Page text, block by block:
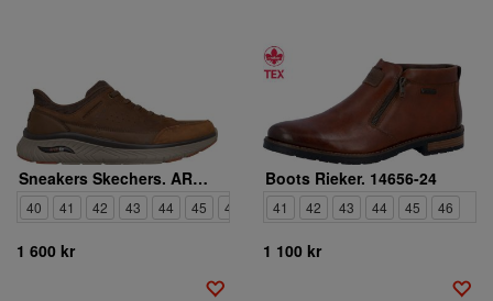
Sneakers Skechers. ARCH FIT CROSSER FELIX
40 41 42 43 44 45 46
1 600 kr
Boots Rieker. 14656-24
41 42 43 44 45 46
1 100 kr